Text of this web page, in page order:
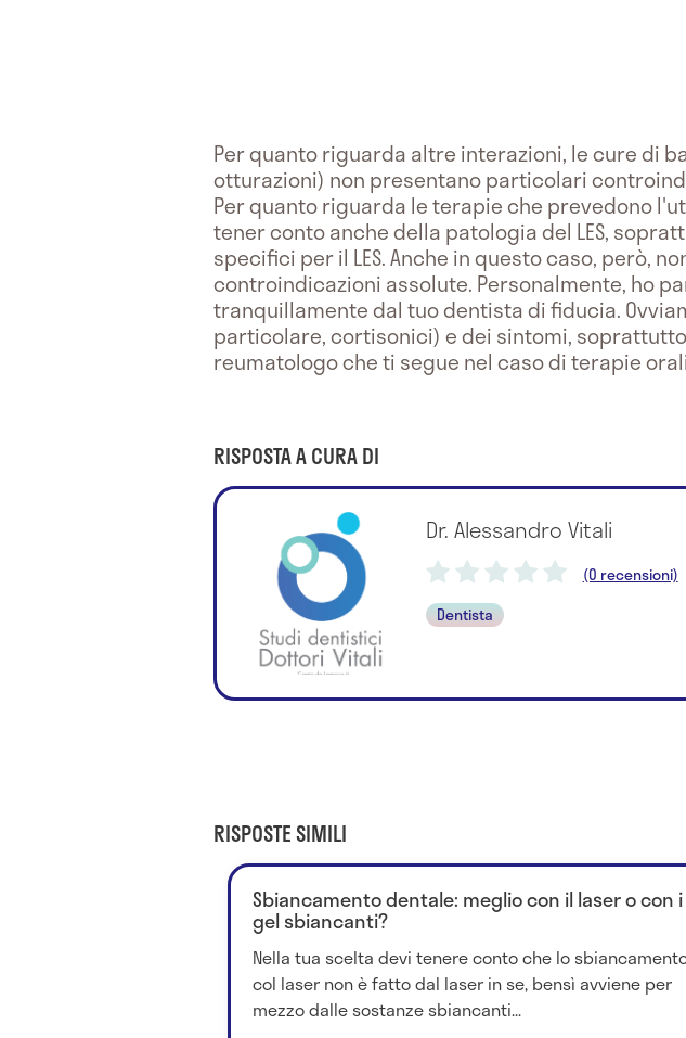
Per quanto riguarda altre interazioni, le cure di
otturazioni) non presentano particolari
Per quanto riguarda le terapie che prevedono
tener conto anche della patologia del LES,
specifici per il LES. Anche in questo caso, però,
controindicazioni assolute. Personalmente, ho
tranquillamente dal tuo dentista di fiducia.
particolare, cortisonici) e dei sintomi,
reumatologo che ti segue nel caso di terapie
RISPOSTA A CURA DI
Dr. Alessandro Vitali
(0 recensioni)
Dentista
RISPOSTE SIMILI
Sbiancamento dentale: meglio con il laser o con i
gel sbiancanti?
Nella tua scelta devi tenere conto che lo
col laser non è fatto dal laser in se, bensì avviene per
mezzo dalle sostanze sbiancanti...